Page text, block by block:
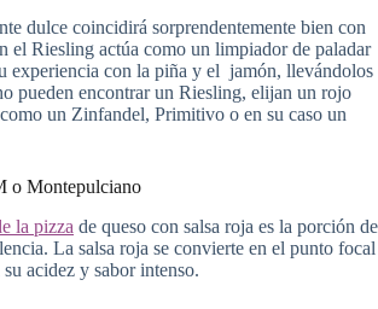
dulce coincidirá sorprendentemente bien con
el Riesling actúa como un limpiador de paladar
experiencia con la piña y el jamón, llevándolos
pueden encontrar un Riesling, elijan un rojo
un Zinfandel, Primitivo o en su caso un
o Montepulciano
la pizza de queso con salsa roja es la porción de
La salsa roja se convierte en el punto focal
acidez y sabor intenso.